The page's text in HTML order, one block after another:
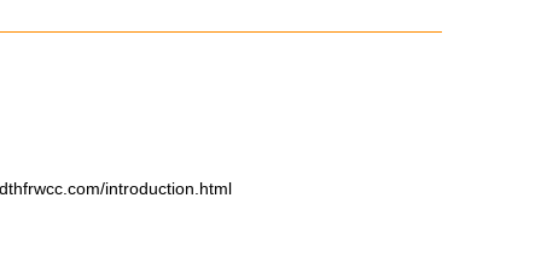
introduction.html